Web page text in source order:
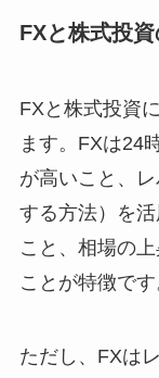
FXと株式投
FXと株式投資
ます。FXは24
が高いこと、
する方法）を
こと、相場の
ことが特徴です
ただし、FXは